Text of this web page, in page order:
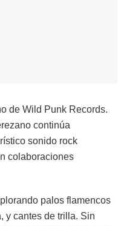
de Wild Punk Records.
continúa
sonido rock
colaboraciones
palos flamencos
y cantes de trilla. Sin